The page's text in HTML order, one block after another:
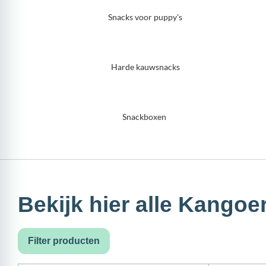
Snacks voor puppy's
Harde kauwsnacks
Snackboxen
Bekijk hier alle
Filter producten